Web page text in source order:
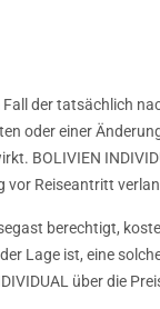
der tatsächlich
oder einer
BOLIVIEN
vor Reiseantritt
berechtigt,
Lage ist, eine
über die